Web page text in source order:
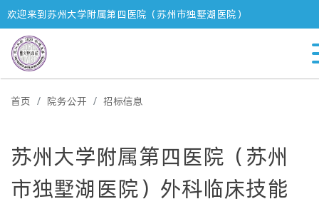
欢迎来到苏州大学附属第四医院（苏州市独墅湖医院）
首页 院务公开 招标信息
苏州大学附属第四医院（苏州
市独墅湖医院）外科临床技能